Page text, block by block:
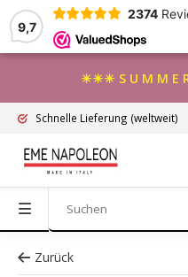
9,7
2374
☀☀☀ S U M M E
Schnelle Lieferung (weltweit)
Zurück